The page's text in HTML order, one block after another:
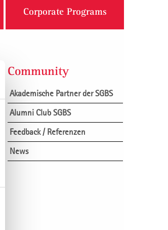
Corporate Programs
Community
Akademische Partner der SGBS
Alumni Club SGBS
Feedback / Referenzen
News